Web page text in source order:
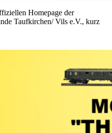
Homepage der
Taufkirchen/ Vils e.V., kurz